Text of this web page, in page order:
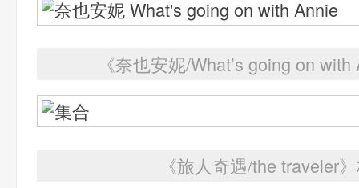
《奈也安妮/What’s going on
《旅人奇遇/the traveler